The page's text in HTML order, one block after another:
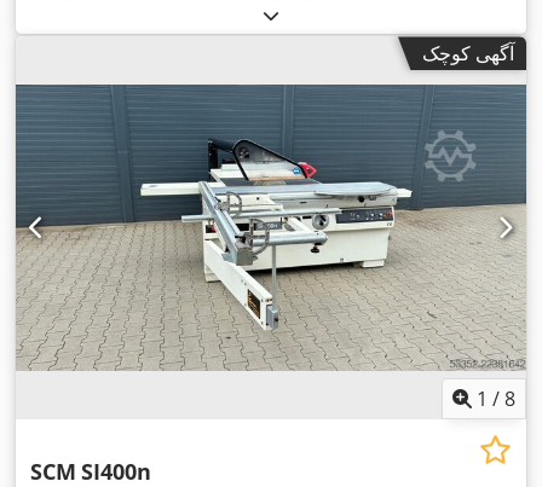
آگهی کوچک
1 /8
SCM SI400n